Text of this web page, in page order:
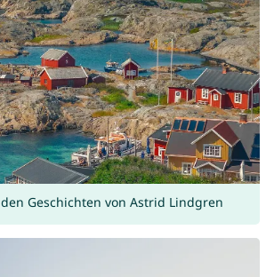
Geschichten von Astrid Lindgren